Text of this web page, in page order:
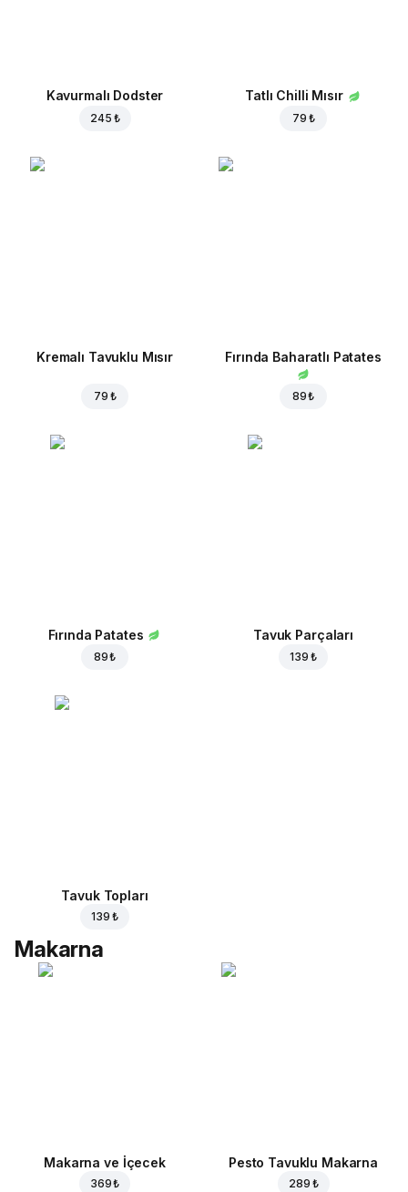
Kavurmalı Dodster
245 ₺
Tatlı Chilli Mısır
79 ₺
Kremalı Tavuklu Mısır
79 ₺
Fırında Baharatlı Patates
89 ₺
Fırında Patates
89 ₺
Tavuk Parçaları
139 ₺
Tavuk Topları
139 ₺
Makarna
Makarna ve İçecek
369 ₺
Pesto Tavuklu Makarna
289 ₺